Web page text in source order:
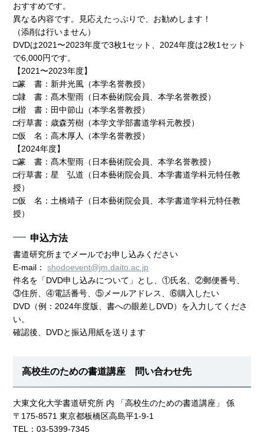
おすすめです。
異なる内容です。見応えたっぷりで、お勧めします！
（添削は行いません）
DVDは2021〜2023年度で3枚1セット、2024年度は2枚1セット
で6,000円です。
【2021〜2023年度】
□篆 書：新井光風（本学名誉教授）
□隷 書：髙木聖雨（日本藝術院会員、本学名誉教授）
□楷 書：田中節山（本学名誉教授）
□行草書：歳森芳樹（本学文学部書道学科元教授）
□仮 名：高木厚人（本学名誉教授）
【2024年度】
□篆 書：髙木聖雨（日本藝術院会員、本学名誉教授）
□行草書：星 弘道（日本藝術院会員、本学書道学科元特任教
授）
□仮 名：土橋靖子（日本藝術院会員、本学書道学科元特任教
授）
申込方法
書道研究所までメールでお申し込みください
E-mail：shodoevent@jm.daito.ac.jp
件名を「DVD申し込みについて」とし、①氏名、②郵便番号、
③住所、④電話番号、⑤メールアドレス、⑥購入したい
DVD（例：2024年度版、書への眼差しDVD）を入力してくださ
い。
確認後、DVDと振込用紙を送ります
高校生のための書道講座 問い合わせ先
大東文化大学書道研究所 内 「高校生のための書道講座」 係
〒175-8571 東京都板橋区高島平1-9-1
TEL：03-5399-7345